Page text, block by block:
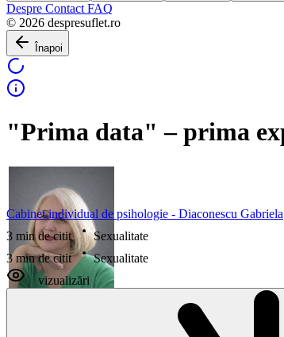
Despre Contact FAQ
© 2026 despresuflet.ro
Înapoi
"Prima data" – prima
Cabinet individual de psihologie - Diaconescu Gabriela
3 min de citit
Sexualitate
3 min de citit
Sexualitate
vizualizări